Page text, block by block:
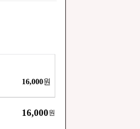
16,000원
16,000원